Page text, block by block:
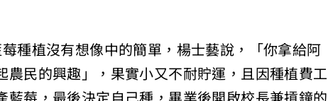
種植沒有想像中的簡單，楊士藝說，「你拿給阿
民的興趣」，果實小又不耐貯運，且因種植費工